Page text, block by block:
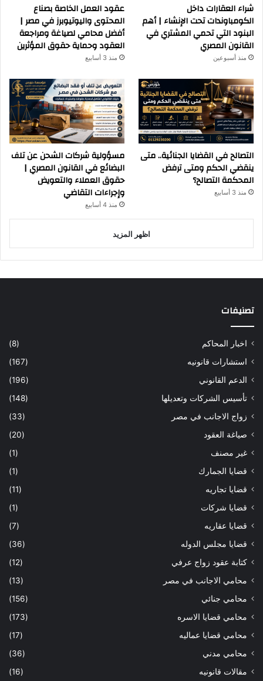
شراء العقارات داخل
الكومباوندات تحت الإنشاء | أهم
البنود التي تحمي المشتري في
القانون المصري
منذ أسبوعين
عقود العمل الخاصة بصناع
المحتوى واليوتيوبرز في مصر |
أفضل محامي لصياغة ومراجعة
العقود وحماية حقوق المؤثرين
منذ 3 أسابيع
التصالح في القضايا الجنائية.. متى
ينقضي الحكم ومتى ترفض
المحكمة التصالح؟
منذ 3 أسابيع
مسؤولية شركات الشحن عن تلف
البضائع في القانون المصري |
حقوق العملاء والتعويض
وإجراءات التقاضي
منذ 4 أسابيع
اظهر المزيد
تصنيفات
اخبار المحاكم
(8)
استشارات قانونيه
(167)
الدعم القانوني
(196)
تأسيس الشركات وتعديلها
(148)
زواج الاجانب في مصر
(33)
صياغة العقود
(20)
غير مصنف
(1)
قضايا الجمارك
(1)
قضايا تجاريه
(11)
قضايا شركات
(1)
قضايا عقاريه
(7)
قضايا مجلس الدوله
(36)
كتابة عقود زواج عرفي
(12)
محامي الاجانب في مصر
(13)
محامي جنائي
(156)
محامي قضايا الاسره
(173)
محامي قضايا عماليه
(17)
محامي مدني
(36)
مقالات قانونيه
(16)